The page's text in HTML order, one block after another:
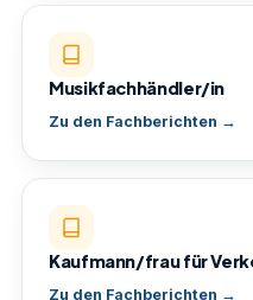
Musikfachhändler/in
Zu den Fachberichten →
Kaufmann/frau für
Zu den Fachberichten →